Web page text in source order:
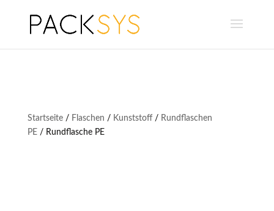
Startseite/ Flaschen / Kunststoff/ Rundflaschen
PE/ Rundflasche PE